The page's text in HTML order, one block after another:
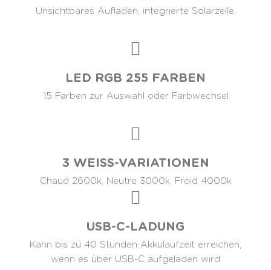
Unsichtbares Aufladen, integrierte Solarzelle.
LED RGB 255 FARBEN
15 Farben zur Auswahl oder Farbwechsel
3 WEISS-VARIATIONEN
Chaud 2600k, Neutre 3000k, Froid 4000k
USB-C-LADUNG
Kann bis zu 40 Stunden Akkulaufzeit erreichen,
wenn es über USB-C aufgeladen wird